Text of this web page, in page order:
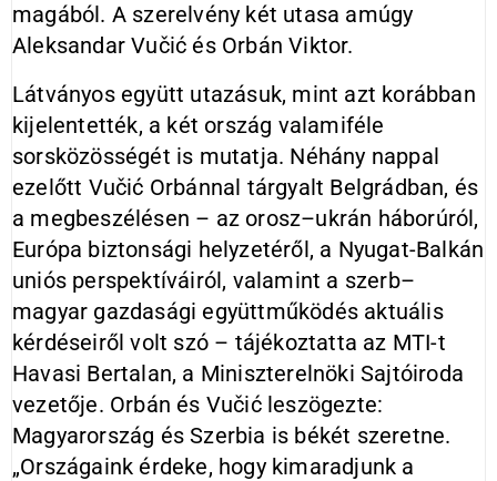
magából. A szerelvény két utasa amúgy
Aleksandar Vučić és Orbán Viktor.
Látványos együtt utazásuk, mint azt korábban
kijelentették, a két ország valamiféle
sorsközösségét is mutatja. Néhány nappal
ezelőtt Vučić Orbánnal tárgyalt Belgrádban, és
a megbeszélésen – az orosz–ukrán háborúról,
Európa biztonsági helyzetéről, a Nyugat-Balkán
uniós perspektíváiról, valamint a szerb–
magyar gazdasági együttműködés aktuális
kérdéseiről volt szó – tájékoztatta az MTI-t
Havasi Bertalan, a Miniszterelnöki Sajtóiroda
vezetője. Orbán és Vučić leszögezte:
Magyarország és Szerbia is békét szeretne.
„Országaink érdeke, hogy kimaradjunk a